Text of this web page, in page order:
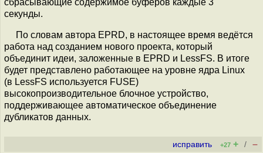
сбрасывающие содержимое буферов каждые 3
секунды.
По словам автора EPRD, в настоящее время ведётся
работа над созданием нового проекта, который
объединит идеи, заложенные в EPRD и LessFS. В итоге
будет представлено работающее на уровне ядра Linux
(в LessFS используется FUSE)
высокопроизводительное блочное устройство,
поддерживающее автоматическое объединение
дубликатов данных.
исправить +27 + / –